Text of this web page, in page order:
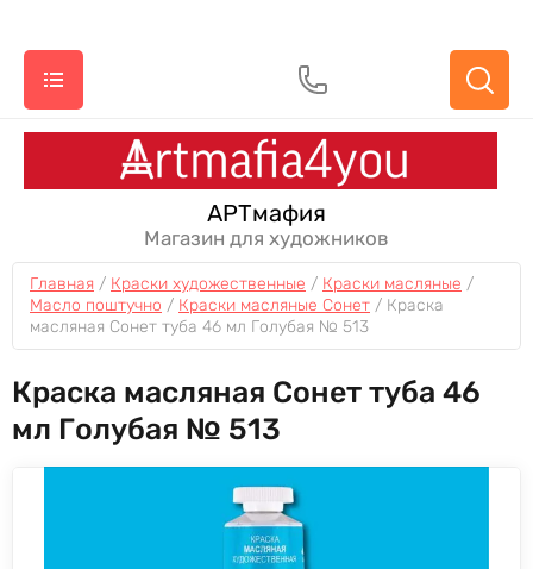
АРТмафия
Магазин для художников
Главная / Краски художественные / Краски масляные
Масло поштучно / Краски масляные Сонет / Краска
масляная Сонет туба 46 мл Голубая № 513
Краска масляная Сонет туба 46
мл Голубая № 513